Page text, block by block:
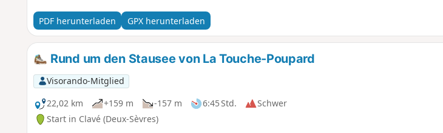
PDF herunterladen GPX herunterladen
Rund um den Stausee von La Touche-Poupard
Visorando-Mitglied
22,02 km
+159 m -157 m 6:45 Std.
Schwer
Start in Clavé (Deux-Sèvres)